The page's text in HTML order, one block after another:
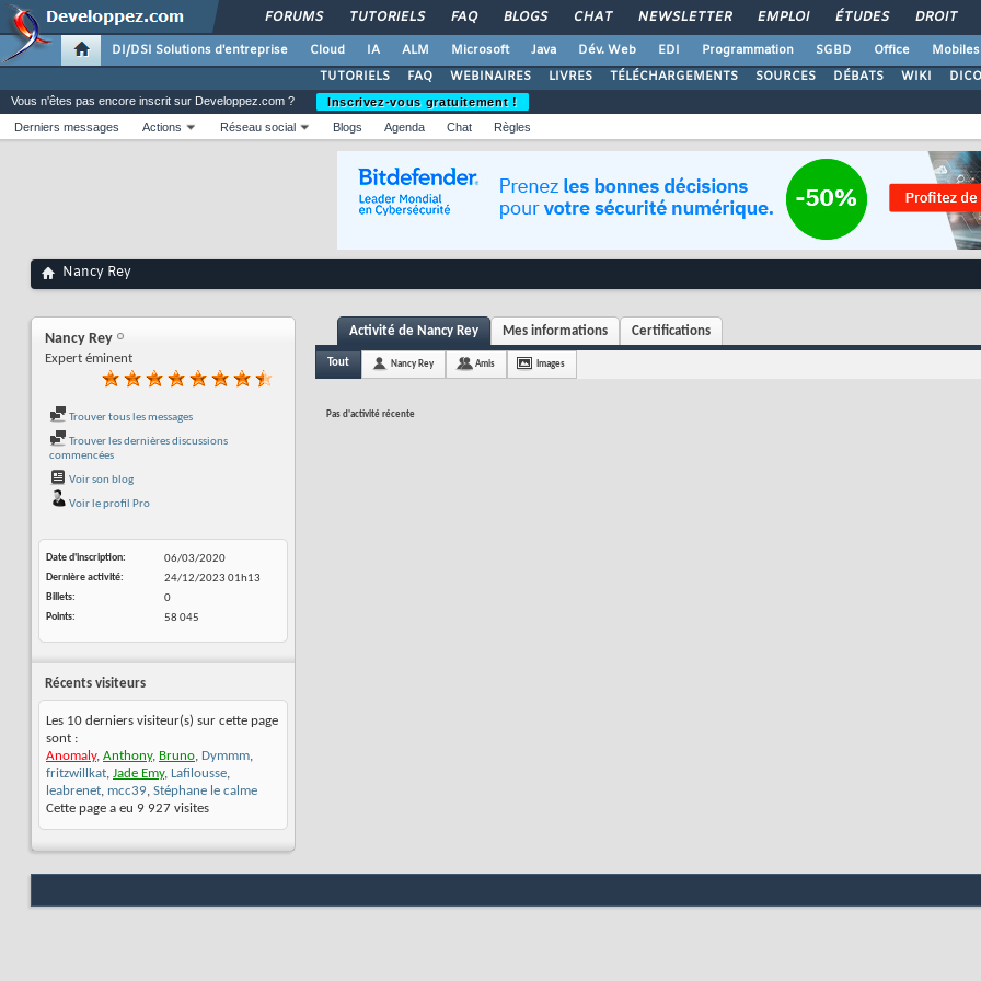
FORUMS TUTORIELS FAQ BLOGS CHAT NEWSLETTER EMPLOI ÉTUDES DROIT
DI/DSI Solutions d'entreprise Cloud IA ALM Microsoft Java Dév. Web EDI Programmation SGBD Office Mobiles
TUTORIELS
FAQ WEBINAIRES LIVRES TÉLÉCHARGEMENTS SOURCES DÉBATS WIKI DICO
Vous n'êtes pas encore inscrit sur Developpez.com ?
Inscrivez-vous gratuitement !
Derniers messages
Actions Réseau social Blogs Agenda Chat Règles
Nancy Rey
Nancy Rey
Expert éminent
Trouver tous les messages
Trouver les dernières discussions
commencées
Voir son blog
Voir le profil Pro
Date d'inscription
06/03/2020
Dernière activité
24/12/2023 01h13
Billets
0
Points
58 045
Récents visiteurs
Les 10 derniers visiteur(s) sur cette page
sont :
Anomaly, Anthony, Bruno, Dymmm,
fritzwillkat, Jade Emy, Lafilousse,
leabrenet, mcc39, Stéphane le calme
Cette page a eu 9 927 visites
Activité de Nancy Rey Mes informations Certifications
Tout Nancy Rey Amis Images
Pas d'activité récente